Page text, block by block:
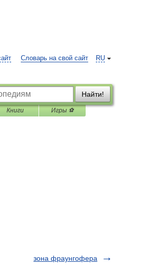
RU
Словарь на свой сайт
Найти!
Книги Игры ⚽
зона фраунгофера